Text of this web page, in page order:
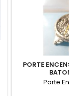
PORTE ENCENS
Porte